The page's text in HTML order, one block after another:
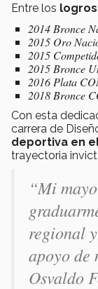
Entre los logros
2014 Bronce
2015 Oro
2015
2015 Bronce
2016 Plata
2018 Bronce
Con esta
carrera de
deportiva en
trayectoria
“Mi
regional
apoyo de
Osvaldo